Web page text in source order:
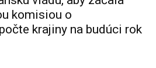
komisiou o
krajiny na budúci rok